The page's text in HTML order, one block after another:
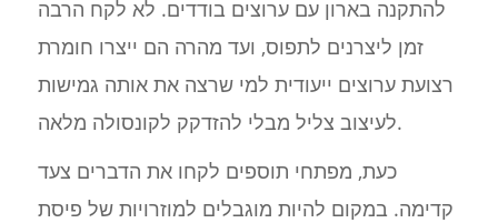
להתקנה בארון עם ערוצים בודדים. לא לקח הרבה
זמן ליצרנים לתפוס, ועד מהרה הם ייצרו חומרת
רצועת ערוצים ייעודית למי שרצה את אותה גמישות
לעיצוב צליל מבלי להזדקק לקונסולה מלאה.
כעת, מפתחי תוספים לקחו את הדברים צעד
קדימה. במקום להיות מוגבלים למוזרויות של פיסת